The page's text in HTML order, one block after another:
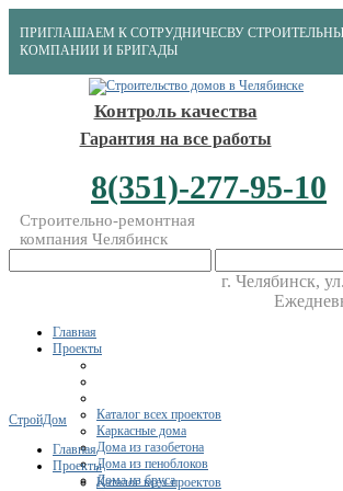
ПРИГЛАШАЕМ К СОТРУДНИЧЕСВУ
КОМПАНИИ И БРИГАДЫ
Контроль качества
Гарантия на все работы
8(351)-277-95-10
Строительно-ремонтная
компания Челябинск
г. Челябинск,
Главная
Проекты
Каталог всех проектов
Каркасные дома
Дома из газобетона
Дома из пеноблоков
Дома из бруса
СтройДом
Главная
Проекты
Каталог всех проектов